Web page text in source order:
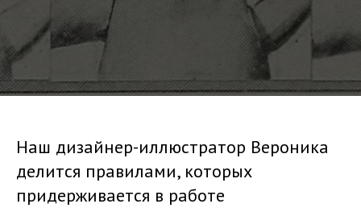
Наш дизайнер-иллюстратор Вероника
делится правилами, которых
придерживается в работе